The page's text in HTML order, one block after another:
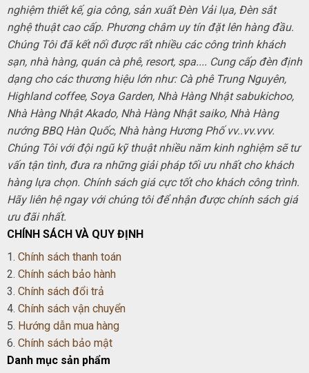
nghiệm thiết kế, gia công, sản xuất Đèn Vải lụa, Đèn sắt
nghệ thuật cao cấp. Phương châm uy tín đặt lên hàng đầu.
Chúng Tôi đã kết nối được rất nhiều các công trình khách
sạn, nhà hàng, quán cà phê, resort, spa.... Cung cấp đèn định
dạng cho các thương hiệu lớn như: Cà phê Trung Nguyên,
Highland coffee, Soya Garden, Nhà Hàng Nhật sabukichoo,
Nhà Hàng Nhật Akado, Nhà Hàng Nhật saiko, Nhà Hàng
nướng BBQ Hàn Quốc, Nhà hàng Hương Phố vv..vv.vvv.
Chúng Tôi với đội ngũ kỹ thuật nhiều năm kinh nghiệm sẽ tư
vấn tận tình, đưa ra những giải pháp tối ưu nhất cho khách
hàng lựa chọn. Chính sách giá cực tốt cho khách công trình.
Hãy liên hệ ngay với chúng tôi để nhận được chính sách giá
ưu đãi nhất.
CHÍNH SÁCH VÀ QUY ĐỊNH
1. Chính sách thanh toán
2. Chính sách bảo hành
3. Chính sách đổi trả
4. Chính sách vận chuyển
5. Hướng dẫn mua hàng
6. Chính sách bảo mật
Danh mục sản phẩm